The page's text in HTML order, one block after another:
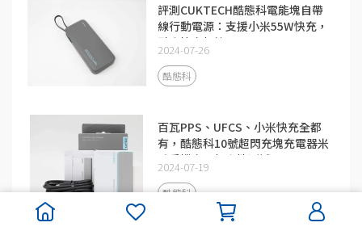
評測CUKTECH酷態科電能塊自帶
線行動電源：支援小米55W快充，
融合快充加持
2024-07-26
酷態科
百瓦PPS、UFCS、小米快充全都
有，酷態科10號超閃充塊充電器米
系手機充電相容性測試
2024-07-19
酷態科